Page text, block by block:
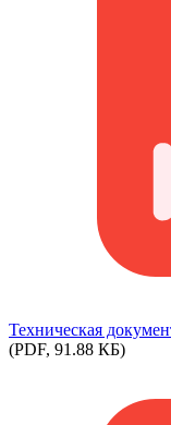
Техническая
(PDF, 91.88 КБ)